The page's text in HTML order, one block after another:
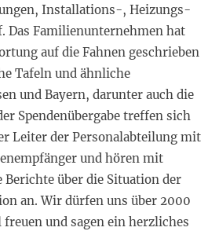
Installations-, Heizungs-
Das Familienunternehmen hat
auf die Fahnen geschrieben
Tafeln und ähnliche
und Bayern, darunter auch die
Spendenübergabe treffen sich
Leiter der Personalabteilung mit
und hören mit
Berichte über die Situation der
an. Wir dürfen uns über 2000
und sagen ein herzliches